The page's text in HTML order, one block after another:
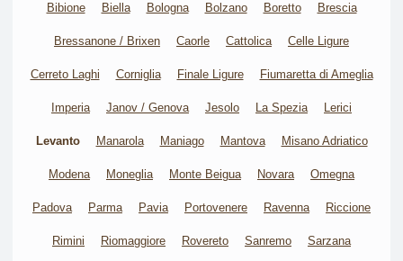
Bibione Biella Bologna Bolzano Boretto Brescia
Bressanone / Brixen Caorle Cattolica Celle Ligure
Cerreto Laghi Corniglia Finale Ligure Fiumaretta di Ameglia
Imperia Janov / Genova Jesolo La Spezia Lerici
Levanto Manarola Maniago Mantova Misano Adriatico
Modena Moneglia Monte Beigua Novara Omegna
Padova Parma Pavia Portovenere Ravenna Riccione
Rimini Riomaggiore Rovereto Sanremo Sarzana